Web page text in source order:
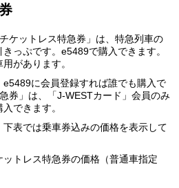
ケットレス特急券」は、特急列車の
っぷです。e5489で購入できます。
があります。
e5489に会員登録すれば誰でも購入で
券」は、「J-WESTカード」会員のみ
できます。
表では乗車券込みの価格を表示して
トレス特急券の価格（普通車指定